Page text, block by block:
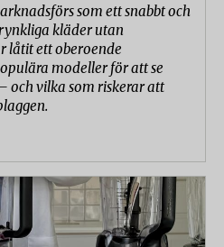
som ett snabbt och
kläder utan
låtit ett oberoende
modeller för att se
och vilka som riskerar att